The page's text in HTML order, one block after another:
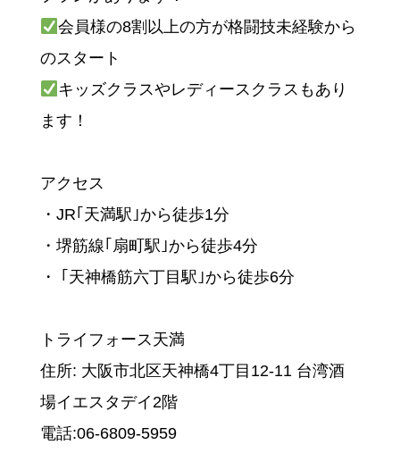
会員様の8割以上の方が格闘技未経験から
のスタート
キッズクラスやレディースクラスもあり
ます！
アクセス
・JR｢天満駅｣から徒歩1分
・堺筋線｢扇町駅｣から徒歩4分
・ ｢天神橋筋六丁目駅｣から徒歩6分
トライフォース天満
住所: 大阪市北区天神橋4丁目12-11 台湾酒
場イエスタデイ2階
電話:06-6809-5959